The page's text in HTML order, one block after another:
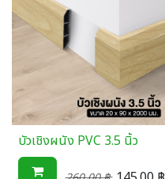
บัวเชิงผนัง PVC 3.5 นิ้ว